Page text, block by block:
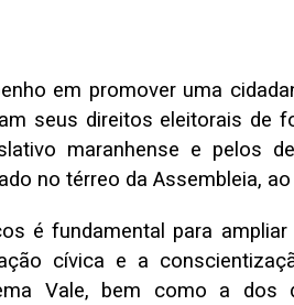
em promover uma
seus direitos eleitorais de
maranhense e pelos
no térreo da Assembleia,
é fundamental para
cívica e a
Vale, bem como a dos